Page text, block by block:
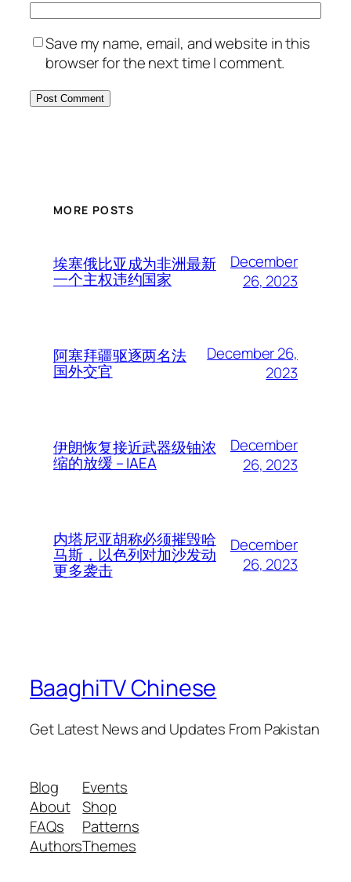
Save my name, email, and website in this
browser for the next time I comment.
MORE POSTS
埃塞俄比亚成为非洲最新
一个主权违约国家
December
26, 2023
阿塞拜疆驱逐两名法
国外交官
December 26,
2023
伊朗恢复接近武器级铀浓
缩的放缓 – IAEA
December
26, 2023
内塔尼亚胡称必须摧毁哈
马斯，以色列对加沙发动
更多袭击
December
26, 2023
BaaghiTV Chinese
Get Latest News and Updates From Pakistan
Blog
About
FAQs
Authors
Events
Shop
Patterns
Themes